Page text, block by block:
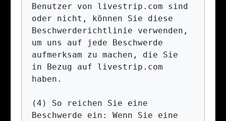
Benutzer von livestrip.com sind
oder nicht, können Sie diese
Beschwerderichtlinie verwenden,
um uns auf jede Beschwerde
aufmerksam zu machen, die Sie
in Bezug auf livestrip.com
haben.
(4) So reichen Sie eine
Beschwerde ein: Wenn Sie eine